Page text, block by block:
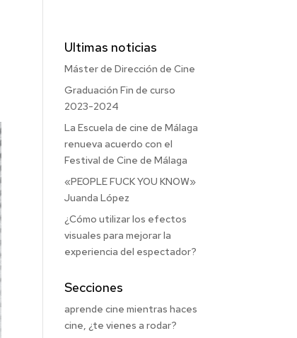
Ultimas noticias
Máster de Dirección de Cine
Graduación Fin de curso
2023-2024
La Escuela de cine de Málaga
renueva acuerdo con el
Festival de Cine de Málaga
«PEOPLE FUCK YOU KNOW»
Juanda López
¿Cómo utilizar los efectos
visuales para mejorar la
experiencia del espectador?
Secciones
aprende cine mientras haces
cine, ¿te vienes a rodar?